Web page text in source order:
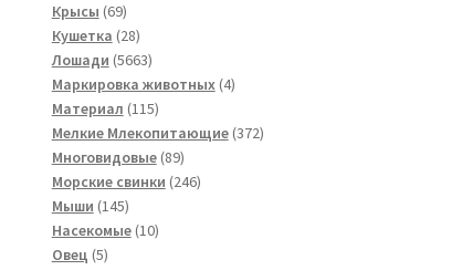
товара
Крысы 6969
товаров
Кушетка 2828
товаров
Лошади 56635663
товара
Маркировка животных 44
Материал 115115
товаров
Мелкие Млекопитающие 372372
Многовидовые 8989
товаров
Морские свинки 246246
Мыши 145145
товаров
Насекомые 1010
Овец 55